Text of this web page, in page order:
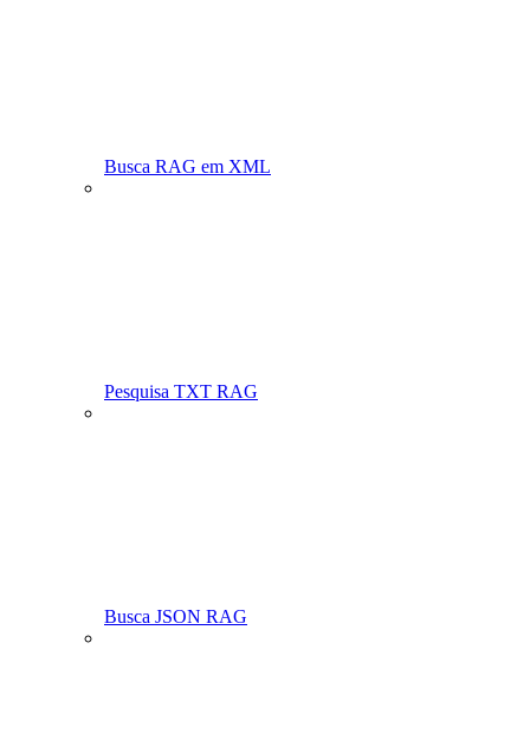
Busca RAG em XML
Pesquisa TXT RAG
Busca JSON RAG